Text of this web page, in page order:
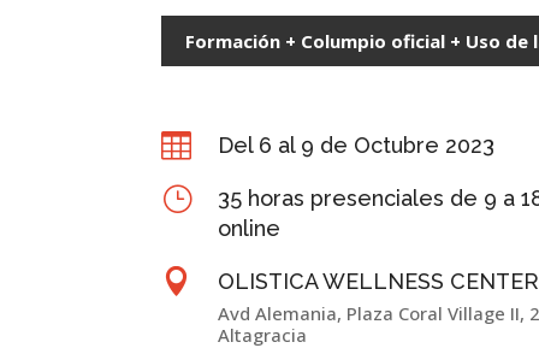
Formación + Columpio oficial + Uso
 Del 6 al 9 de Octubre 2023
}
35 horas presenciales de 9 a
online
 OLISTICA WELLNESS CENTER
Avd Alemania, Plaza Coral Village II,
Altagracia